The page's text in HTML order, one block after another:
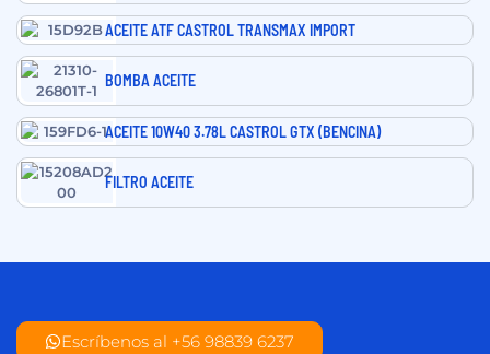
ACEITE ATF CASTROL TRANSMAX IMPORT
BOMBA ACEITE
ACEITE 10W40 3.78L CASTROL GTX (BENCINA)
FILTRO ACEITE
Escríbenos al +56 98839 6237